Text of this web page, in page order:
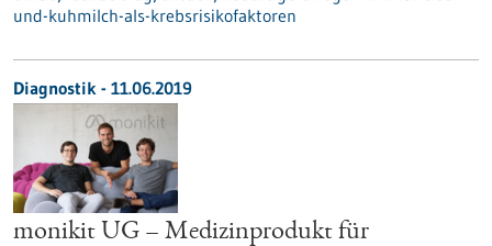
und-kuhmilch-als-krebsrisikofaktoren
Diagnostik - 11.06.2019
monikit UG – Medizinprodukt für